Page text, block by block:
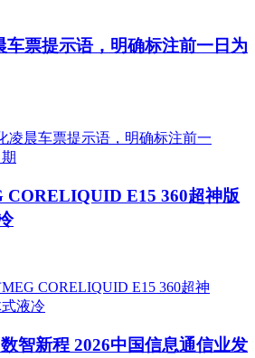
车票提示语，明确标注前一日为
CORELIQUID E15 360超神版
智新程 2026中国信息通信业发